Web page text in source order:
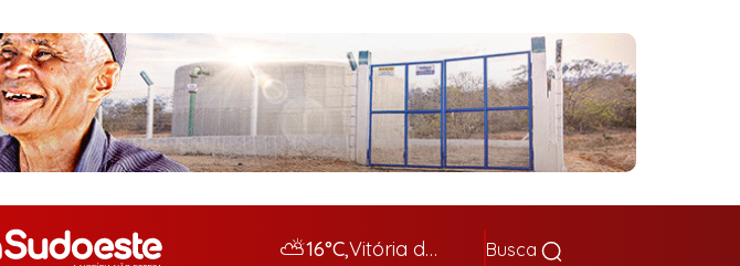
⛅16°C, Vitória da Conq… Busca